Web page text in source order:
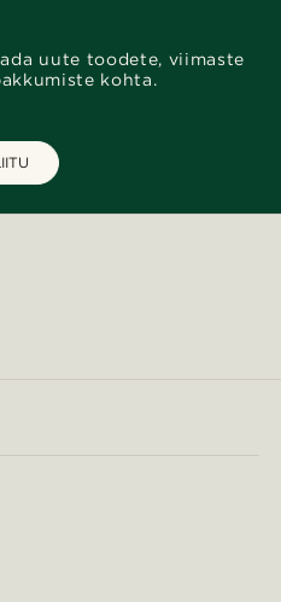
uute toodete, viimaste
kohta.